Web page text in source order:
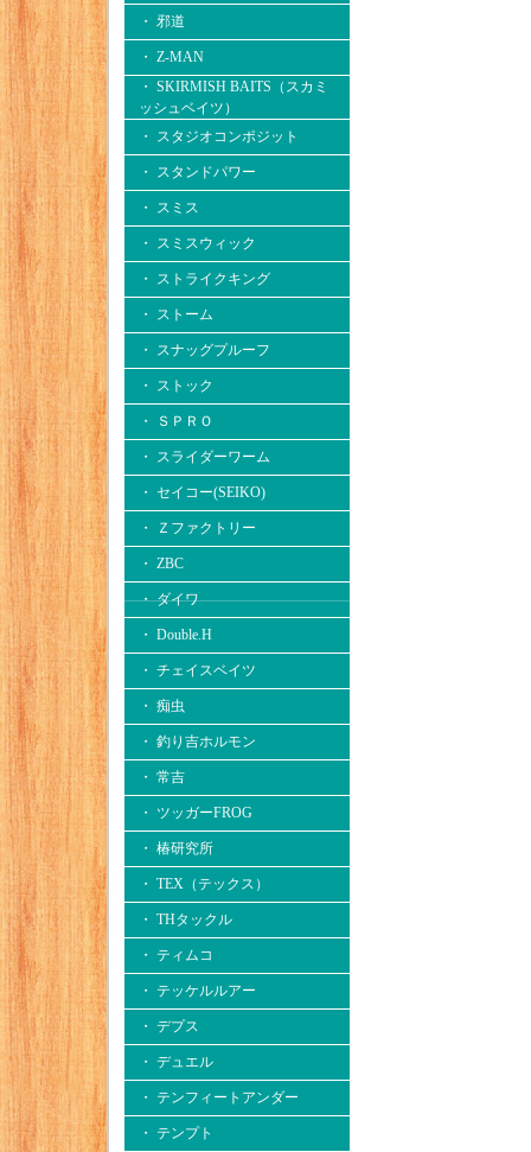
・ 邪道
・ Z-MAN
・ SKIRMISH BAITS（スカミ
ッシュベイツ）
・ スタジオコンポジット
・ スタンドパワー
・ スミス
・ スミスウィック
・ ストライクキング
・ ストーム
・ スナッグプルーフ
・ ストック
・ ＳＰＲＯ
・ スライダーワーム
・ セイコー(SEIKO)
・ Ｚファクトリー
・ ZBC
・ ダイワ
・ Double.H
・ チェイスベイツ
・ 痴虫
・ 釣り吉ホルモン
・ 常吉
・ ツッガーFROG
・ 椿研究所
・ TEX（テックス）
・ THタックル
・ ティムコ
・ テッケルルアー
・ デプス
・ デュエル
・ テンフィートアンダー
・ テンプト